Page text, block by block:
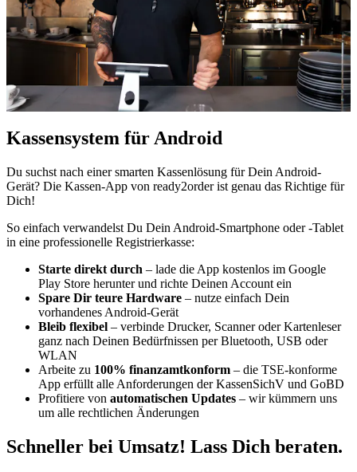
Kassensystem für Android
Du suchst nach einer smarten Kassenlösung für Dein Android-
Gerät? Die Kassen-App von ready2order ist genau das Richtige für
Dich!
So einfach verwandelst Du Dein Android-Smartphone oder -Tablet
in eine professionelle Registrierkasse:
Starte direkt durch – lade die App kostenlos im Google
Play Store herunter und richte Deinen Account ein
Spare Dir teure Hardware – nutze einfach Dein
vorhandenes Android-Gerät
Bleib flexibel – verbinde Drucker, Scanner oder Kartenleser
ganz nach Deinen Bedürfnissen per Bluetooth, USB oder
WLAN
Arbeite zu 100% finanzamtkonform – die TSE-konforme
App erfüllt alle Anforderungen der KassenSichV und GoBD
Profitiere von automatischen Updates – wir kümmern uns
um alle rechtlichen Änderungen
Schneller bei Umsatz! Lass Dich beraten.